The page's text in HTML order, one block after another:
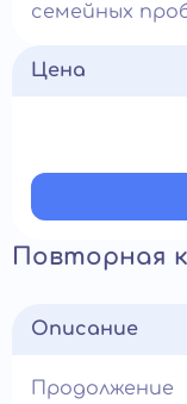
семейных
Цена
Повторная
Описание
Продолжение